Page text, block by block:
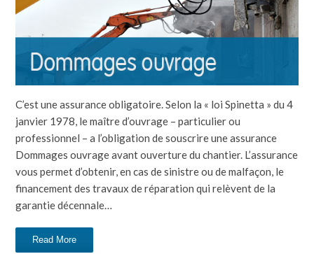
C’est une assurance obligatoire. Selon la « loi Spinetta » du 4
janvier 1978, le maître d’ouvrage – particulier ou
professionnel – a l’obligation de souscrire une assurance
Dommages ouvrage avant ouverture du chantier. L’assurance
vous permet d’obtenir, en cas de sinistre ou de malfaçon, le
financement des travaux de réparation qui relèvent de la
garantie décennale…
Read More